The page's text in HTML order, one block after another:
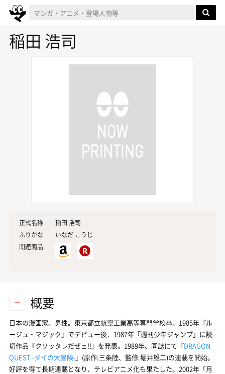
稲田 浩司
正式名称
稲田 浩司
ふりがな
いなだ こうじ
関連商品
概要
日本の漫画家。男性。東京都立航空工業高等専門学校卒。1985年『ル
ージュ・マジック』でデビュー後、1987年「週刊少年ジャンプ」に読
切作品『クソッタレだぜェ!!』を発表。1989年、同誌にて『DRAGON
QUEST -ダイの大冒険-』(原作:三条陸、監修:堀井雄二)の連載を開始。
好評を得て長期連載となり、テレビアニメ化も果たした。2002年「月